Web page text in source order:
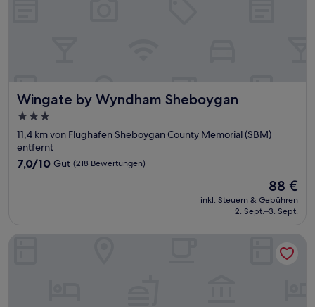
Wingate by Wyndham Sheboygan
Wingate by Wyndham Sheboygan
3.0-
Sterne-
Unterkunft
11,4 km von Flughafen Sheboygan County Memorial (SBM)
entfernt
7.0
7,0/10 Gut (218 Bewertungen)
Der
Preis
beträgt
88 €
inkl. Steuern & Gebühren
2. Sept.–3. Sept.